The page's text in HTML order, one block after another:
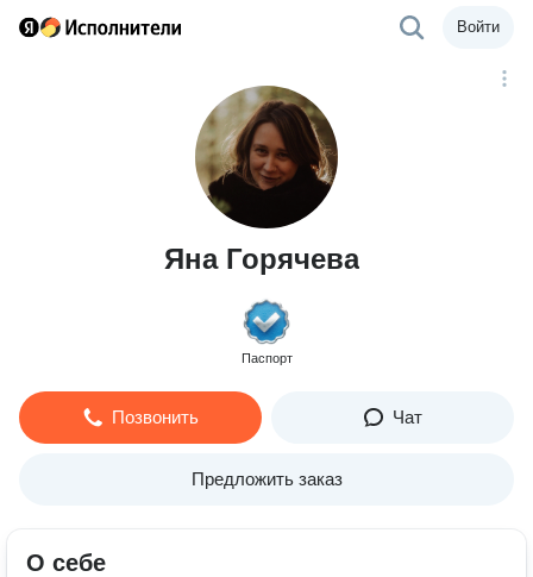
Войти
Яна Горячева
Паспорт
Позвонить Чат
Предложить заказ
О себе